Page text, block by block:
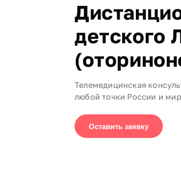
детского
Телемедицинская
любой точки России и
Оставить заявку